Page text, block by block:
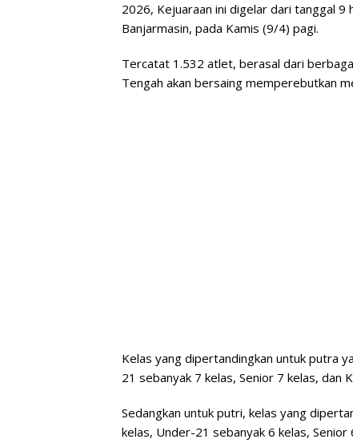
2026, Kejuaraan ini digelar dari tanggal 9
Banjarmasin, pada Kamis (9/4) pagi.
Tercatat 1.532 atlet, berasal dari
Tengah akan bersaing memperebutkan
Kelas yang dipertandingkan untuk putra
21 sebanyak 7 kelas, Senior 7 kelas, dan
Sedangkan untuk putri, kelas yang
kelas, Under-21 sebanyak 6 kelas,